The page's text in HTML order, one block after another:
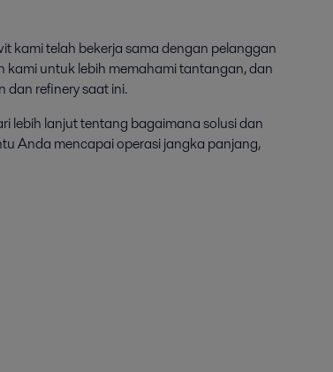
kami telah bekerja sama dengan pelanggan
untuk lebih memahami tantangan, dan
refinery saat ini.
lebih lanjut tentang bagaimana solusi dan
Anda mencapai operasi jangka panjang,